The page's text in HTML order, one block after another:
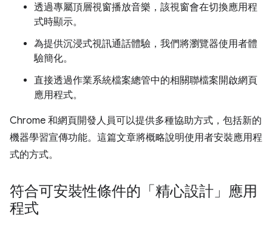
透過專屬頂層視窗播放音樂，該視窗會在切換應用程
式時顯示。
為提供沉浸式視訊通話體驗，我們將瀏覽器使用者體
驗簡化。
直接透過作業系統檔案總管中的相關聯檔案開啟網頁
應用程式。
Chrome 和網頁開發人員可以提供多種協助方式，包括新的
機器學習宣傳功能。這篇文章將概略說明使用者安裝應用程
式的方式。
符合可安裝性條件的「精心設計」應用
程式